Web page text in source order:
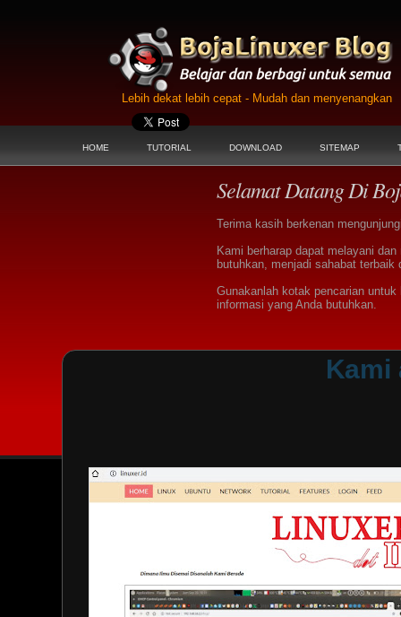
Lebih dekat lebih cepat - Mudah dan menyenangkan
HOME TUTORIAL DOWNLOAD SITEMAP
Selamat Datang Di
Terima kasih berkenan
Kami berharap dapat melayani
butuhkan, menjadi sahabat
Gunakanlah kotak pencarian
informasi yang Anda butuhkan.
Kami